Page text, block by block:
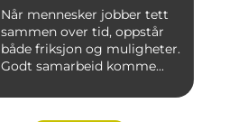
Når mennesker jobber tett
sammen over tid, oppstår
både friksjon og muligheter.
Godt samarbeid komme...